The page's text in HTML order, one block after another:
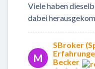
Viele haben
dabei
M
SBroker
Becker